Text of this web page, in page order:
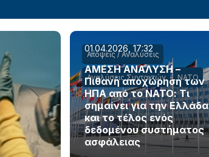
Απόψεις / Αναλύσεις
Αναλύσεις Συντακτών ΝΑΤΟ
01.04.2026, 17:32
ΑΜΕΣΗ ΑΝΑΛΥΣΗ –
Πιθανή αποχώρηση των
ΗΠΑ από το ΝΑΤΟ: Τι
σημαίνει για την Ελλάδα
και το τέλος ενός
δεδομένου συστήματος
ασφάλειας